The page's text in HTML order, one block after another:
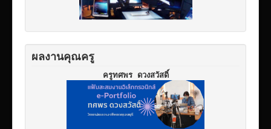
ผลงานคุณครู
ครูทศพร ดวงสวัสดิ์